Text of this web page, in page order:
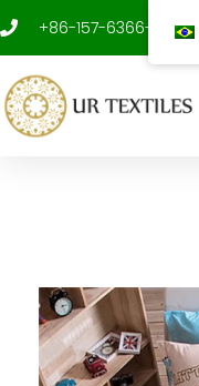
para
conteúdo
+86-157-6366-9312